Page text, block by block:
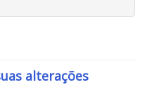
alterações